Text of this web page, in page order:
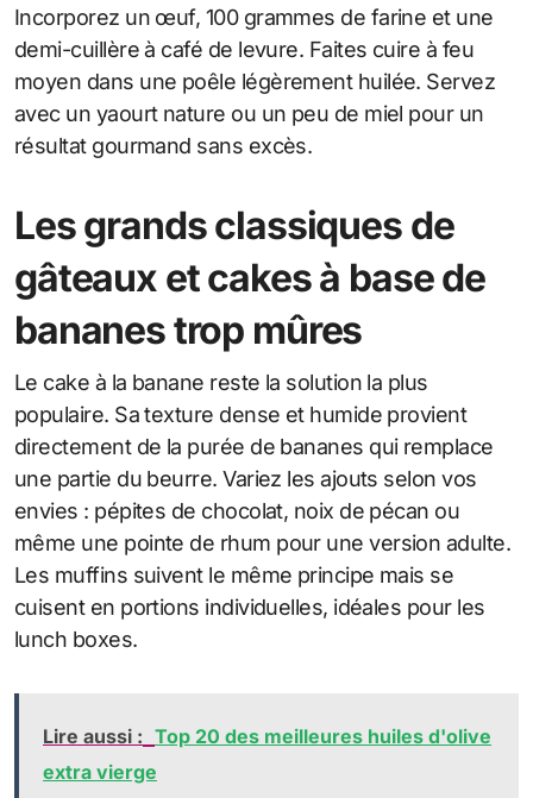
Incorporez un œuf, 100 grammes de farine et une
demi-cuillère à café de levure. Faites cuire à feu
moyen dans une poêle légèrement huilée. Servez
avec un yaourt nature ou un peu de miel pour un
résultat gourmand sans excès.
Les grands classiques de
gâteaux et cakes à base de
bananes trop mûres
Le cake à la banane reste la solution la plus
populaire. Sa texture dense et humide provient
directement de la purée de bananes qui remplace
une partie du beurre. Variez les ajouts selon vos
envies : pépites de chocolat, noix de pécan ou
même une pointe de rhum pour une version adulte.
Les muffins suivent le même principe mais se
cuisent en portions individuelles, idéales pour les
lunch boxes.
Lire aussi : Top 20 des meilleures huiles d'olive
extra vierge